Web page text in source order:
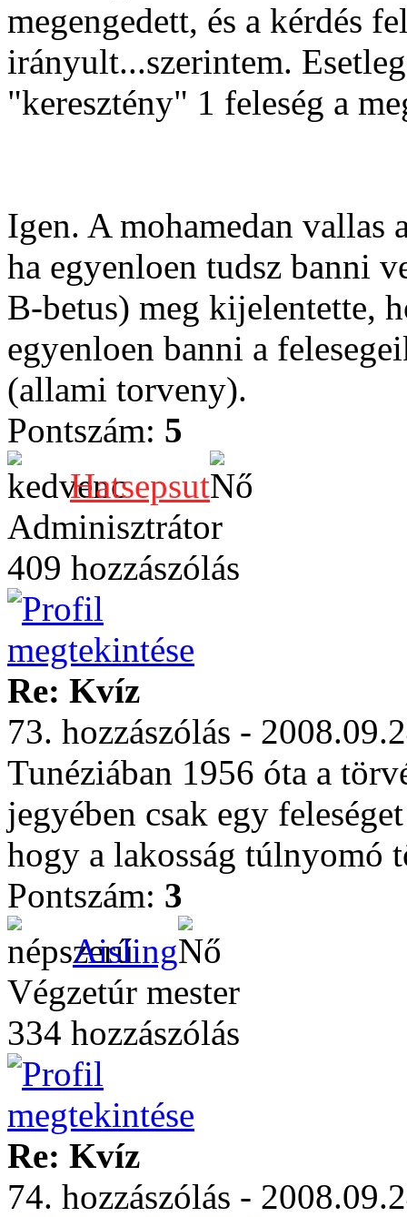
megengedett, és a kérdés
irányult...szerintem.
"keresztény" 1 feleség a
Igen. A mohamedan vallas
ha egyenloen tudsz banni
B-betus) meg kijelentette,
egyenloen banni a
(allami torveny).
Pontszám: 5
Hatsepsut
Adminisztrátor
409 hozzászólás
Re: Kvíz
73. hozzászólás -
Tunéziában 1956 óta a
jegyében csak egy
hogy a lakosság túlnyomó
Pontszám: 3
Aisling
Végzetúr mester
334 hozzászólás
Re: Kvíz
74. hozzászólás -